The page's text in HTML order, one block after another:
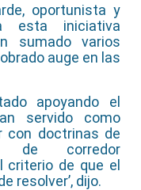
oportunista y
esta iniciativa
sumado varios
auge en las
apoyando el
servido como
con doctrinas de
de corredor
criterio de que el
resolver’, dijo.